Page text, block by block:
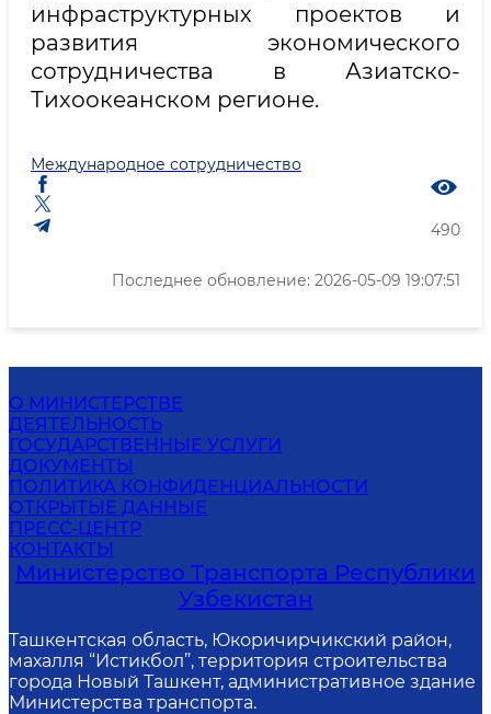
инфраструктурных проектов и
развития экономического
сотрудничества в Азиатско-
Тихоокеанском регионе.
Международное сотрудничество
490
Последнее обновление: 2026-05-09 19:07:51
О МИНИСТЕРСТВЕ
ДЕЯТЕЛЬНОСТЬ
ГОСУДАРСТВЕННЫЕ УСЛУГИ
ДОКУМЕНТЫ
ПОЛИТИКА КОНФИДЕНЦИАЛЬНОСТИ
ОТКРЫТЫЕ ДАННЫЕ
ПРЕСС-ЦЕНТР
КОНТАКТЫ
Министерство Транспорта Республики
Узбекистан
Ташкентская область, Юкоричирчикский район,
махалля “Истикбол”, территория строительства
города Новый Ташкент, административное здание
Министерства транспорта.